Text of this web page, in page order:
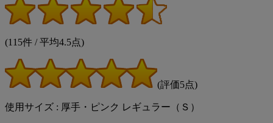
(115件 / 平均4.5点)
(評価5点)
使用サイズ : 厚手・ピンク レギュラー（Ｓ）